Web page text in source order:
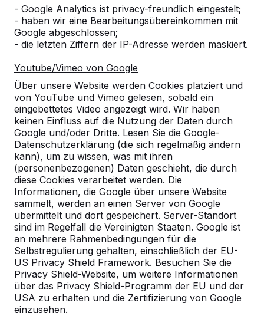
- Google Analytics ist privacy-freundlich eingestelt;
- haben wir eine Bearbeitungsübereinkommen mit
Google abgeschlossen;
- die letzten Ziffern der IP-Adresse werden maskiert.
Youtube/Vimeo von Google
Über unsere Website werden Cookies platziert und
von YouTube und Vimeo gelesen, sobald ein
eingebettetes Video angezeigt wird. Wir haben
keinen Einfluss auf die Nutzung der Daten durch
Google und/oder Dritte. Lesen Sie die Google-
Datenschutzerklärung (die sich regelmäßig ändern
kann), um zu wissen, was mit ihren
(personenbezogenen) Daten geschieht, die durch
diese Cookies verarbeitet werden. Die
Informationen, die Google über unsere Website
sammelt, werden an einen Server von Google
übermittelt und dort gespeichert. Server-Standort
sind im Regelfall die Vereinigten Staaten. Google ist
an mehrere Rahmenbedingungen für die
Selbstregulierung gehalten, einschließlich der EU-
US Privacy Shield Framework. Besuchen Sie die
Privacy Shield-Website, um weitere Informationen
über das Privacy Shield-Programm der EU und der
USA zu erhalten und die Zertifizierung von Google
einzusehen.
Alles anzeigen
Ort oder Postleitzahl suchen
Zie ook
Niederkrüchten
Kontakt
HeBlad Deutschland
Diekerstraße 97
42781 Haan
Deutschland